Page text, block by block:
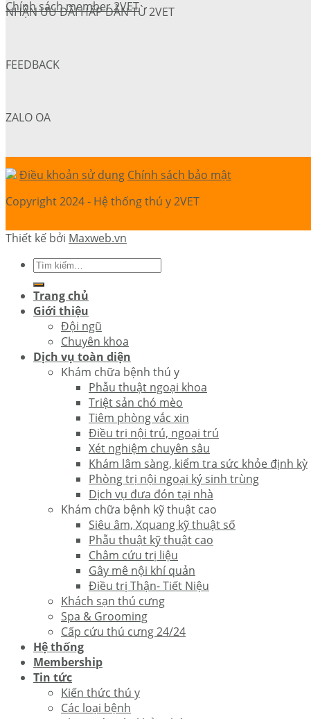
Chính sách member 2VET
NHẬN ƯU ĐÃI HẤP DẪN TỪ 2VET
FEEDBACK
ZALO OA
Điều khoản sử dụng Chính sách bảo mật
Copyright 2024 - Hệ thống thú y 2VET
Thiết kế bởi Maxweb.vn
Trang chủ
Giới thiệu
Đội ngũ
Chuyên khoa
Dịch vụ toàn diện
Khám chữa bệnh thú y
Phẫu thuật ngoại khoa
Triệt sản chó mèo
Tiêm phòng vắc xin
Điều trị nội trú, ngoại trú
Xét nghiệm chuyên sâu
Khám lâm sàng, kiểm tra sức khỏe định kỳ
Phòng trị nội ngoại ký sinh trùng
Dịch vụ đưa đón tại nhà
Khám chữa bệnh kỹ thuật cao
Siêu âm, Xquang kỹ thuật số
Phẫu thuật kỹ thuật cao
Châm cứu trị liệu
Gây mê nội khí quản
Điều trị Thận- Tiết Niệu
Khách sạn thú cưng
Spa & Grooming
Cấp cứu thú cưng 24/24
Hệ thống
Membership
Tin tức
Kiến thức thú y
Các loại bệnh